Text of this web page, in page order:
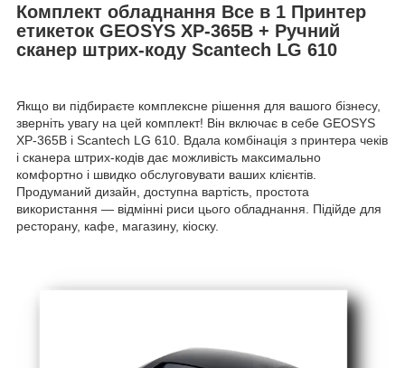
Комплект обладнання Все в 1 Принтер
етикеток GEOSYS XP-365B + Ручний
сканер штрих-коду Scantech LG 610
Якщо ви підбираєте комплексне рішення для вашого бізнесу,
зверніть увагу на цей комплект! Він включає в себе GEOSYS
XP-365B і Scantech LG 610. Вдала комбінація з принтера чеків
і сканера штрих-кодів дає можливість максимально
комфортно і швидко обслуговувати ваших клієнтів.
Продуманий дизайн, доступна вартість, простота
використання — відмінні риси цього обладнання. Підійде для
ресторану, кафе, магазину, кіоску.